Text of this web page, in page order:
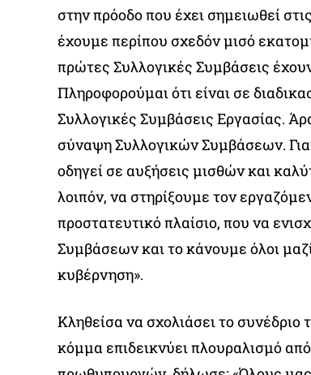
στην πρόοδο που έχει σημειωθεί
έχουμε περίπου σχεδόν μισό
πρώτες Συλλογικές Συμβάσεις
Πληροφορούμαι ότι είναι σε
Συλλογικές Συμβάσεις Εργασίας.
σύναψη Συλλογικών Συμβάσεων.
οδηγεί σε αυξήσεις μισθών και
λοιπόν, να στηρίξουμε τον
προστατευτικό πλαίσιο, που να
Συμβάσεων και το κάνουμε όλοι
κυβέρνηση».
Κληθείσα να σχολιάσει το
κόμμα επιδεικνύει πλουραλισμό